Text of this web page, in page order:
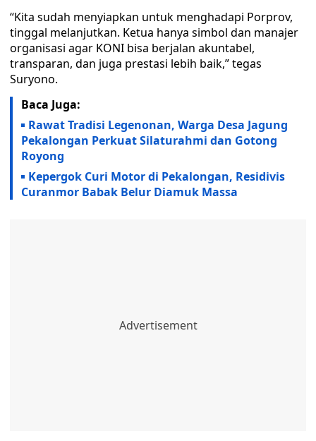
“Kita sudah menyiapkan untuk menghadapi Porprov,
tinggal melanjutkan. Ketua hanya simbol dan manajer
organisasi agar KONI bisa berjalan akuntabel,
transparan, dan juga prestasi lebih baik,” tegas
Suryono.
Baca Juga:
Rawat Tradisi Legenonan, Warga Desa Jagung
Pekalongan Perkuat Silaturahmi dan Gotong
Royong
Kepergok Curi Motor di Pekalongan, Residivis
Curanmor Babak Belur Diamuk Massa